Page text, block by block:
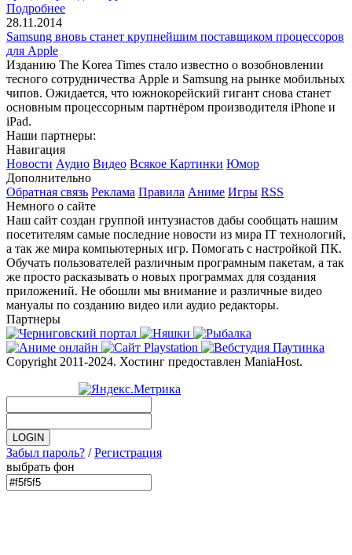
Подробнее
28.11.2014
Samsung вновь станет крупнейшим поставщиком процессоров
для Apple
Изданию The Korea Times стало известно о возобновлении
тесного сотрудничества Apple и Samsung на рынке мобильных
чипов. Ожидается, что южнокорейский гигант снова станет
основным процессорным партнёром производителя iPhone и
iPad.
Наши партнеры:
Навигация
Новости Аудио Видео Всякое Картинки Юмор
Дополнительно
Обратная связь Реклама Правила Аниме Игры RSS
Немного о сайте
Наш сайт создан группой интузиастов дабы сообщать нашим
посетителям самые последние новости из мира IT технологий,
а так же мира компьютерных игр. Помогать с настройкой ПК.
Обучать пользователей различным програмным пакетам, а так
же просто расказывать о новых программах для создания
приложений. Не обошли мы внимание и различные видео
мануалы по созданию видео или аудио редакторы.
Партнеры
Copyright 2011-2024. Хостинг предоставлен ManiaHost.
Забыл пароль? /Регистрация
выбрать фон